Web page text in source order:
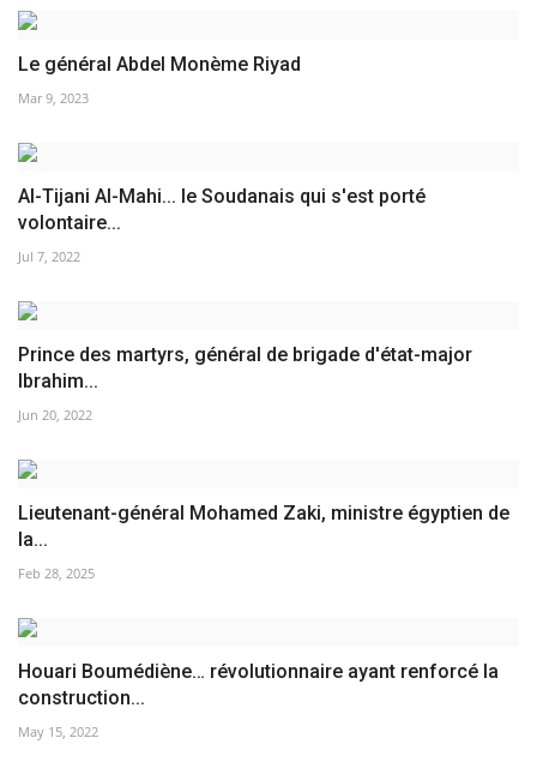
Le général Abdel Monème Riyad
Mar 9, 2023
Al-Tijani Al-Mahi... le Soudanais qui s'est porté
volontaire...
Jul 7, 2022
Prince des martyrs, général de brigade d'état-major
Ibrahim...
Jun 20, 2022
Lieutenant-général Mohamed Zaki, ministre égyptien de
la...
Feb 28, 2025
Houari Boumédiène… révolutionnaire ayant renforcé la
construction...
May 15, 2022